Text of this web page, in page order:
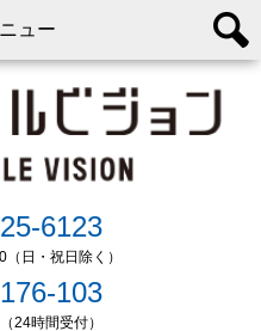
6123
日・祝日除く）
103
24時間受付）
ュー